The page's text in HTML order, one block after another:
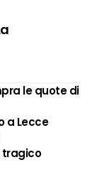
le quote di
a Lecce
tragico